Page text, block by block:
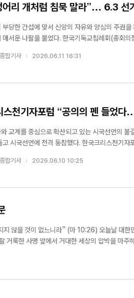
어리 개처럼 침묵 말라”… 6.3 선
부당한 간섭에 맞서 신앙의 자유와 양심의 주권
교침례회(총회의장 김근식 목사)는 지난 11일, 자유민주주의의 위기와 6.3 지
단의 이름을 걸고 불의한 세상 권력과 ...
종합기사 2026.06.11 16:31
스천기자포럼 “공의의 펜 들었
교계를 중심으로 확산되고 있는 시국선언의
했다. 한국크리스천기자포럼(대표 고정양)은 지난 6월 9일, 자유민주주의의 위기와
란, 그리고 가속화되는 교회 탄압 시국을 규탄하
자 기록자인 ‘크리스천...
종합기사 2026.06.10 10:25
한민국은 자유민주주의의 근간이 송두리째 흔들리는 헌정사적
거룩한 사명 앞에서 거대한 세상의 압박을 마
2,000여 명 한자리에… 신길교
청소년·청년 성령콘퍼런스 성료